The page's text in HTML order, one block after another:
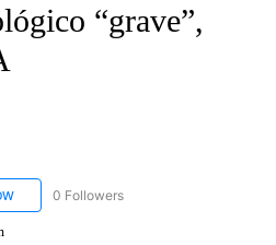
“grave”,
FOLLOW "CNN NEWSOURCE" TO RECEIVE
0 Followers